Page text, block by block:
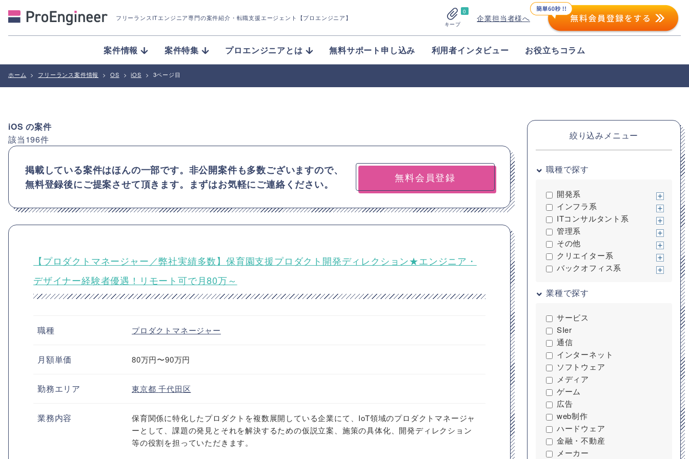
フリーランスITエンジニア専門の案件紹介 ・転職支援エージェント【プロエンジニア】
0
キープ
企業担当者様へ
案件情報 案件特集 プロエンジニアとは 無料サポート申し込み 利用者インタビュー お役立ちコラム
ホーム > フリーランス案件情報 > OS > iOS > 3ページ目
iOSの案件
該当196件
掲載している案件はほんの一部です。非公開案件も多数ございますので、
無料登録後にご提案させて頂きます。まずはお気軽にご連絡ください。
無料会員登録
【プロダクトマネージャー／弊社実績多数】保育園支援プロダクト開発ディレクション★エンジニア・
デザイナー経験者優遇！リモート可で月80万～
職種 プロダクトマネージャー
月額単価 80万円〜90万円
勤務エリア 東京都千代田区
業務内容
保育関係に特化したプロダクトを複数展開している企業にて、IoT領域のプロダクトマネージャ
ーとして、課題の発見とそれを解決するための仮説立案、施策の具体化、開発ディレクション
等の役割を担っていただきます。
絞り込みメニュー
職種で探す
開発系
インフラ系
ITコンサルタント系
管理系
その他
クリエイター系
バックオフィス系
業種で探す
サービス
SIer
通信
インターネット
ソフトウェア
メディア
ゲーム
広告
web制作
ハードウェア
金融・不動産
メーカー